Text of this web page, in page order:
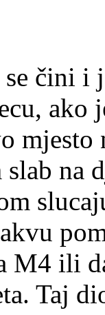
čini i
ako
slab na
M4 ili
Taj